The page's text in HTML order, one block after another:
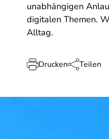
unabhängigen
digitalen Themen.
Alltag.
Drucken Teilen